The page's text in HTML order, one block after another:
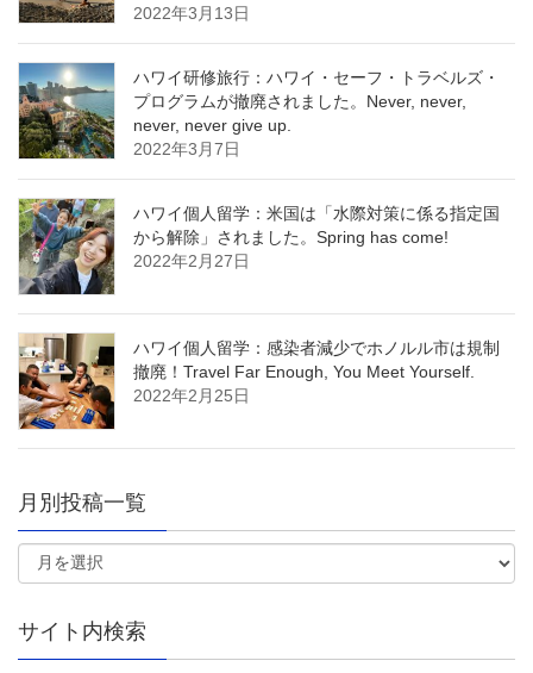
2022年3月13日
ハワイ研修旅行：ハワイ・セーフ・トラベルズ・
プログラムが撤廃されました。Never, never,
never, never give up.
2022年3月7日
ハワイ個人留学：米国は「水際対策に係る指定国
から解除」されました。Spring has come!
2022年2月27日
ハワイ個人留学：感染者減少でホノルル市は規制
撤廃！Travel Far Enough, You Meet Yourself.
2022年2月25日
月別投稿一覧
サイト内検索